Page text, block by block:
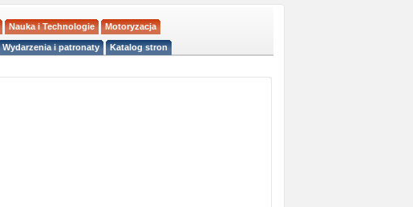
Nauka i Technologie Motoryzacja
Wydarzenia i patronaty Katalog stron